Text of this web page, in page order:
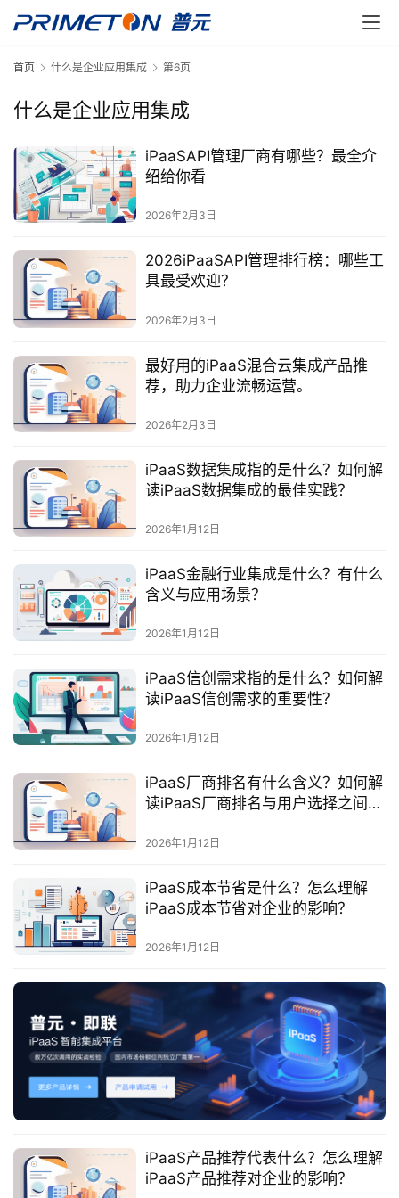
最
新
动
产
品
解
决
方
案
生
态
与
合
服
务
与
持
了
普
联
系
我
们
首页 什么是企业应用集成 第6页
什么是企业应用集成
iPaaSAPI管理厂商有哪些？最全介
绍给你看
2026年2月3日
2026iPaaSAPI管理排行榜：哪些工
具最受欢迎？
2026年2月3日
最好用的iPaaS混合云集成产品推
荐，助力企业流畅运营。
2026年2月3日
iPaaS数据集成指的是什么？如何解
读iPaaS数据集成的最佳实践？
2026年1月12日
iPaaS金融行业集成是什么？有什么
含义与应用场景？
2026年1月12日
iPaaS信创需求指的是什么？如何解
读iPaaS信创需求的重要性？
2026年1月12日
iPaaS厂商排名有什么含义？如何解
读iPaaS厂商排名与用户选择之间的
2026年1月12日
iPaaS成本节省是什么？怎么理解
iPaaS成本节省对企业的影响？
2026年1月12日
iPaaS产品推荐代表什么？怎么理解
iPaaS产品推荐对企业的影响？